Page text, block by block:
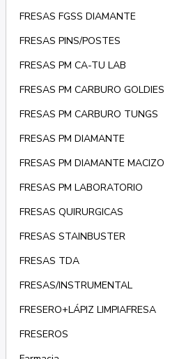
FRESAS FGSS DIAMANTE
FRESAS PINS/POSTES
FRESAS PM CA-TU LAB
FRESAS PM CARBURO GOLDIES
FRESAS PM CARBURO TUNGS
FRESAS PM DIAMANTE
FRESAS PM DIAMANTE MACIZO
FRESAS PM LABORATORIO
FRESAS QUIRURGICAS
FRESAS STAINBUSTER
FRESAS TDA
FRESAS/INSTRUMENTAL
FRESERO+LÁPIZ LIMPIAFRESA
FRESEROS